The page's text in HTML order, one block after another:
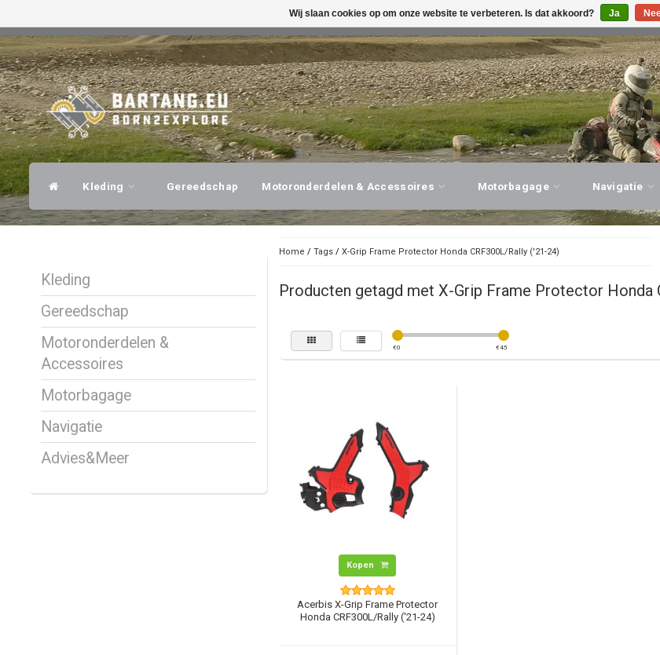
DESKUNDIG ADVIES, PERSOONLIJKE SERVICE! BEZOEK
Kleding Gereedschap Motoronderdelen & Accessoires Motorbagage Navigatie
Kleding
Gereedschap
Motoronderdelen &
Accessoires
Motorbagage
Navigatie
Advies&Meer
Home / Tags/ X-Grip Frame Protector Honda CRF300L/Rally ('21-24)
Producten getagd met X-Grip Frame Protector Honda
€0 €45
Kopen
Acerbis X-Grip Frame Protector
Honda CRF300L/Rally ('21-24)
Wij slaan cookies op om onze website te verbeteren. Is dat akkoord? Ja